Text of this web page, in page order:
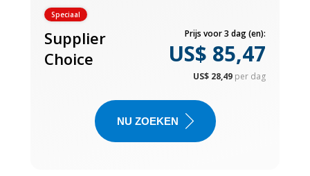
Speciaal
Supplier
Choice
Prijs voor 3 dag (en):
US$ 85,47
US$ 28,49 per dag
NU ZOEKEN